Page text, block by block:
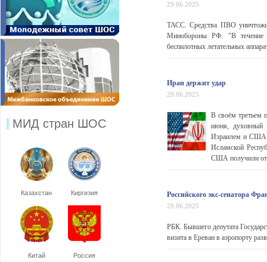
МИД стран ШОС
Казахстан Киргизия
Китай Россия
29.06.2025
ТАСС. Средства ПВО
Минобороны РФ. "В течение
беспилотных летательных
Иран держит удар
29.06.2025
В своём третьем
июня, духовный
Израилем и США.
Исламской
США получили от
Российского экс-сенатора
29.06.2025
РБК. Бывшего депутата
визита в Ереван в аэропорту